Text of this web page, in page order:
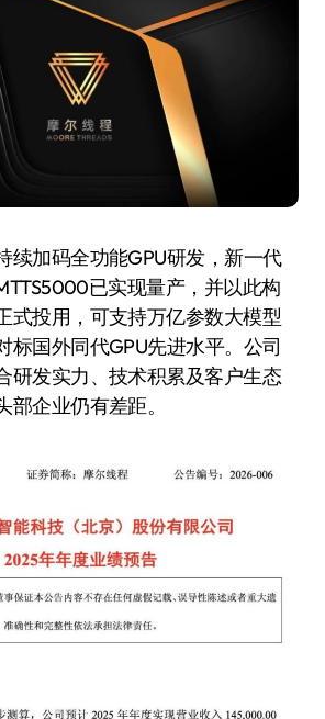
续加码全功能GPU研发，新一代
已实现量产，并以此构
式投用，可支持万亿参数大模型
标国外同代GPU先进水平。公司
研发实力、技术积累及客户生态
企业仍有差距。